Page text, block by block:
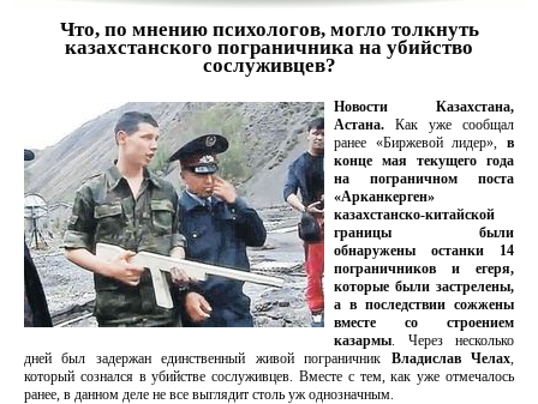
Что, по мнению психологов, могло толкнуть
казахстанского пограничника на убийство
сослуживцев?
Новости Казахстана,
Астана. Как уже сообщал
ранее «Биржевой лидер», в
конце мая текущего года
на пограничном поста
«Арканкерген»
казахстанско-китайской
границы были
обнаружены останки 14
пограничников и егеря,
которые были застрелены,
а в последствии сожжены
вместе со строением
казармы. Через несколько
дней был задержан единственный живой пограничник Владислав Челах,
который сознался в убийстве сослуживцев. Вместе с тем, как уже отмечалось
ранее, в данном деле не все выглядит столь уж однозначным.